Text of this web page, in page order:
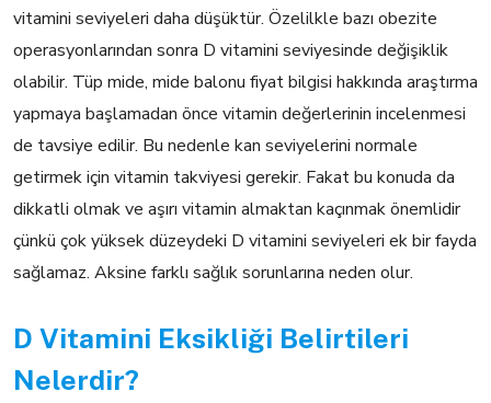
vitamini seviyeleri daha düşüktür. Özelilkle bazı obezite
operasyonlarından sonra D vitamini seviyesinde değişiklik
olabilir. Tüp mide, mide balonu fiyat bilgisi hakkında araştırma
yapmaya başlamadan önce vitamin değerlerinin incelenmesi
de tavsiye edilir. Bu nedenle kan seviyelerini normale
getirmek için vitamin takviyesi gerekir. Fakat bu konuda da
dikkatli olmak ve aşırı vitamin almaktan kaçınmak önemlidir
çünkü çok yüksek düzeydeki D vitamini seviyeleri ek bir fayda
sağlamaz. Aksine farklı sağlık sorunlarına neden olur.
D Vitamini Eksikliği Belirtileri
Nelerdir?